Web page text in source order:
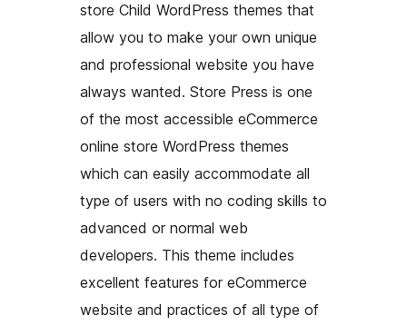
store Child WordPress themes that
allow you to make your own unique
and professional website you have
always wanted. Store Press is one
of the most accessible eCommerce
online store WordPress themes
which can easily accommodate all
type of users with no coding skills to
advanced or normal web
developers. This theme includes
excellent features for eCommerce
website and practices of all type of